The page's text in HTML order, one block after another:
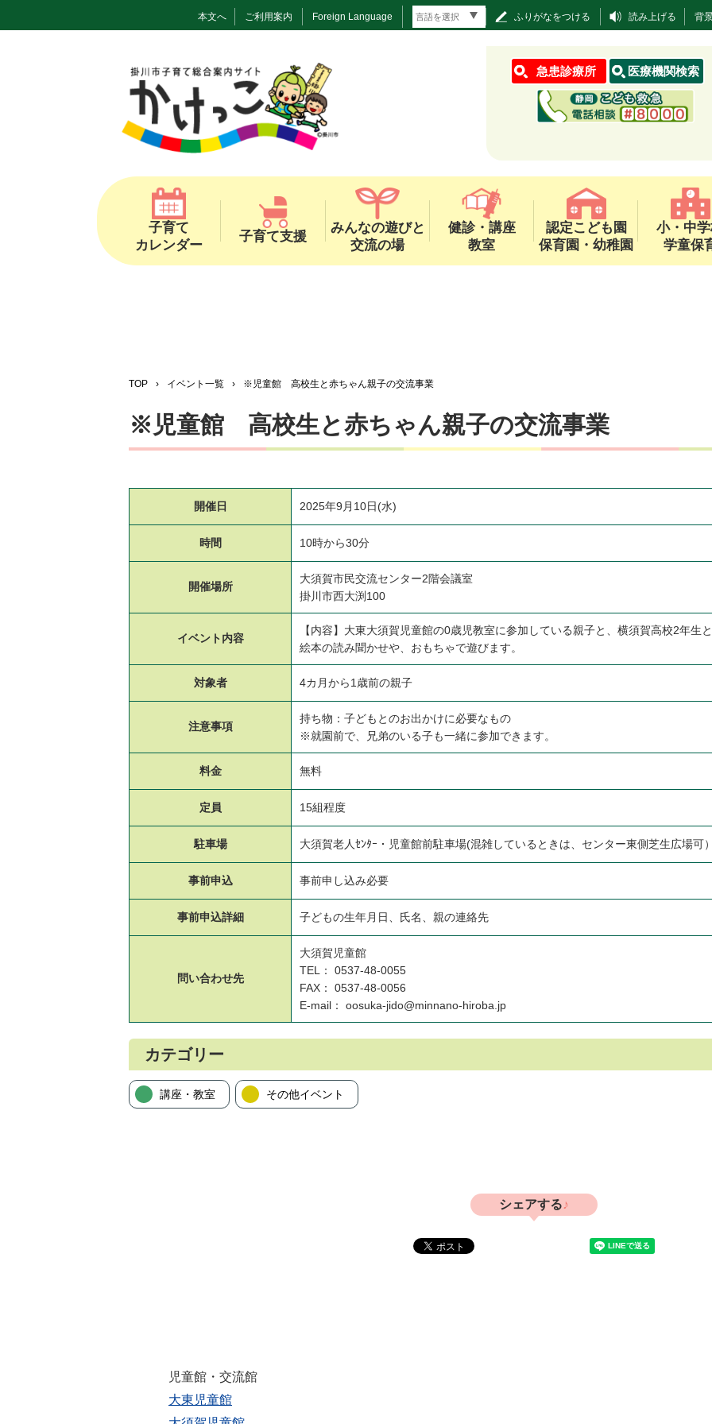
本文へ ご利用案内 Foreign Language ふりがなをつける 読み上げる 背
急患診療所 医療機関検索
子育て
カレンダー
子育て支援
みんなの遊びと
交流の場
健診・講座
教室
認定こども園
保育園・幼稚園
小・中
学童保
TOP › イベント一覧 › ※児童館 高校生と赤ちゃん親子の交流事業
※児童館 高校生と赤ちゃん親子の交流事業
開催日 2025年9月10日(水)
時間 10時から30分
開催場所
大須賀市民交流センター2階会議室
掛川市西大渕100
イベント 内容
【内容】大東大須賀児童館の0歳児教室に参加している親子と、横須賀高校2年生
絵本の読み聞かせや、おもちゃで遊びます。
対象者 4カ月から1歳前の親子
注意事項
持ち物：子どもとのお出かけに必要なもの
※就園前で、兄弟のいる子も一緒に参加できます。
料金 無料
定員 15組程度
駐車場 大須賀老人ｾﾝﾀｰ・児童館前駐車場(混雑しているときは、センター東側芝生広場可
事前申込 事前申し込み必要
事前申込詳細 子どもの生年月日、氏名、親の連絡先
問い合わせ先
大須賀児童館
TEL： 0537-48-0055
FAX： 0537-48-0056
E-mail： oosuka-jido@minnano-hiroba.jp
カテゴリー
講座・教室 その他イベント
シェアする
児童館・交流館
大東児童館